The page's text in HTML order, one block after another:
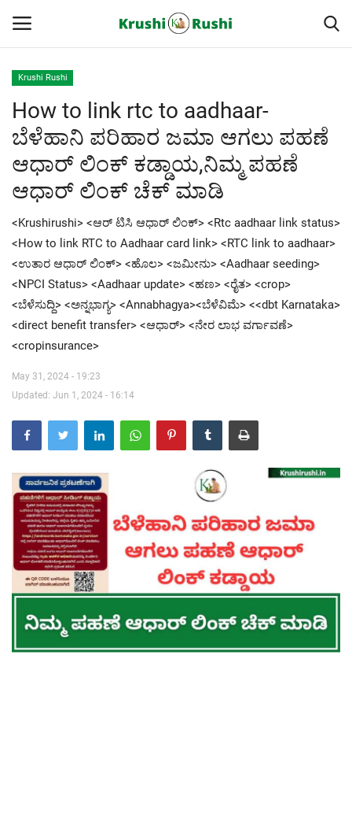
Home
Finance
Contact
ರೈತರ ಯಶೋಗಾಥೆಗಳು
Krushi Rushi
ಮುಂದಿನ 5 ದಿನಗಳ ಮಳೆ ಮಾಹಿತಿ
Gallery
Contact Us
Krushi Rushi
How to link rtc to aadhaar-
ಬೆಳೆಹಾನಿ ಪರಿಹಾರ ಜಮಾ ಆಗಲು ಪಹಣೆ
ಆಧಾರ್ ಲಿಂಕ್ ಕಡ್ಡಾಯ,ನಿಮ್ಮ ಪಹಣೆ
ಆಧಾರ್ ಲಿಂಕ್ ಚೆಕ್ ಮಾಡಿ
<Krushirushi> <ಆರ್ ಟಿಸಿ ಆಧಾರ್ ಲಿಂಕ್> <Rtc aadhaar link status>
<How to link RTC to Aadhaar card link> <RTC link to aadhaar>
<ಉತಾರ ಆಧಾರ್ ಲಿಂಕ್> <ಹೊಲ> <ಜಮೀನು> <Aadhaar seeding>
<NPCI Status> <Aadhaar update> <ಹಣ> <ರೈತ> <crop>
<ಬೆಳೆಸುದ್ದಿ> <ಅನ್ನಭಾಗ್ಯ> <Annabhagya><ಬೆಳೆವಿಮೆ> <<dbt Karnataka>
<direct benefit transfer> <ಆಧಾರ್> <ನೇರ ಲಾಭ ವರ್ಗಾವಣೆ>
<cropinsurance>
May 31, 2024 - 19:23
Updated: Jun 1, 2024 - 16:14